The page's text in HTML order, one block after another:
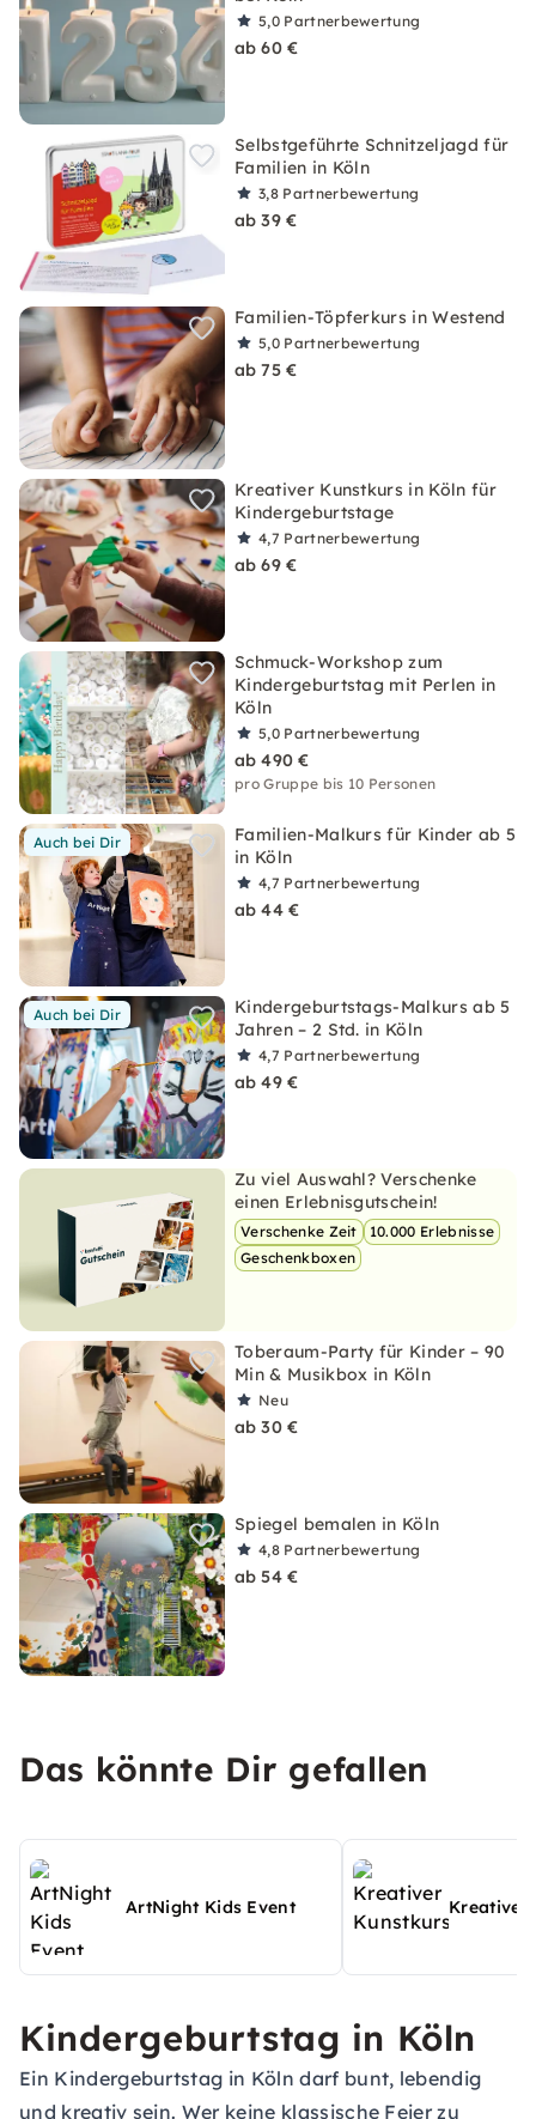
5,0 Partnerbewertung
ab 60 €
Selbstgeführte Schnitzeljagd für
Familien in Köln
3,8 Partnerbewertung
ab 39 €
Familien-Töpferkurs in Westend
5,0 Partnerbewertung
ab 75 €
Kreativer Kunstkurs in Köln für
Kindergeburtstage
4,7 Partnerbewertung
ab 69 €
Schmuck-Workshop zum
Kindergeburtstag mit Perlen in
Köln
5,0 Partnerbewertung
ab 490 €
pro Gruppe bis 10 Personen
Auch bei Dir
Familien-Malkurs für Kinder ab 5
in Köln
4,7 Partnerbewertung
ab 44 €
Auch bei Dir
Kindergeburtstags-Malkurs ab 5
Jahren – 2 Std. in Köln
4,7 Partnerbewertung
ab 49 €
Zu viel Auswahl? Verschenke
einen Erlebnisgutschein!
Verschenke Zeit
10.000 Erlebnisse
Geschenkboxen
Toberaum-Party für Kinder – 90
Min & Musikbox in Köln
Neu
ab 30 €
Spiegel bemalen in Köln
4,8 Partnerbewertung
ab 54 €
Das könnte Dir gefallen
ArtNight Kids Event Kreativer
Kindergeburtstag in Köln
Ein Kindergeburtstag in Köln darf bunt, lebendig
und kreativ sein. Wer keine klassische Feier zu